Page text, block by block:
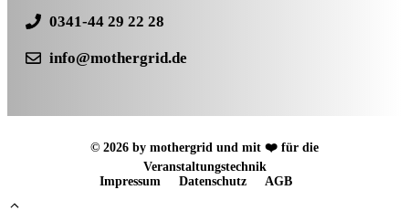
0341-44 29 22 28
info@mothergrid.de
© 2026 by mothergrid und mit ❤️ für die
Veranstaltungstechnik
Impressum
Datenschutz AGB